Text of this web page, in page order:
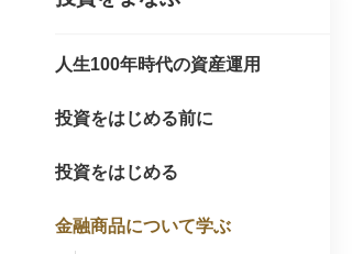
人生100年時代の資産運用
投資をはじめる前に
投資をはじめる
金融商品について学ぶ